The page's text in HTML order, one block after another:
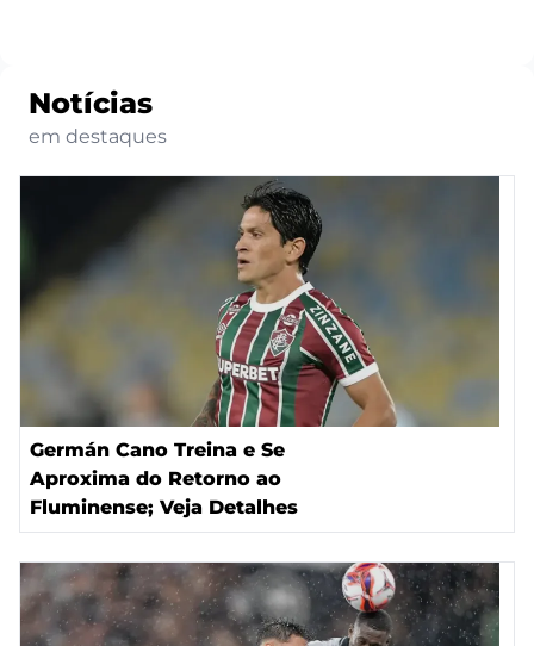
Notícias
em destaques
Germán Cano Treina e Se
Aproxima do Retorno ao
Fluminense; Veja Detalhes